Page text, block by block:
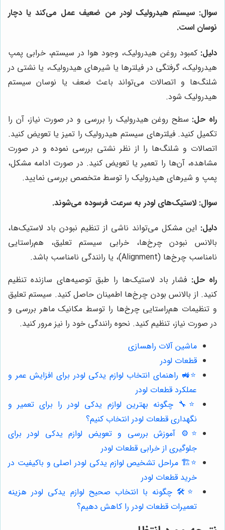
سوال: سیستم هیدرولیک لودر من ضعیف عمل می‌کند یا دچار
نوسان است.
دلیل: کمبود روغن هیدرولیک، وجود هوا در سیستم، خرابی پمپ
هیدرولیک، گرفتگی در فیلترها یا شیرهای هیدرولیک، یا نشتی در
شلنگ‌ها و اتصالات می‌تواند باعث ضعف یا نوسان سیستم
هیدرولیک شود.
راه حل: سطح روغن هیدرولیک را بررسی و در صورت نیاز، آن را
تکمیل کنید. فیلترهای سیستم هیدرولیک را تمیز یا تعویض کنید.
اتصالات و شلنگ‌ها را از نظر نشتی بررسی نموده و در صورت
مشاهده، آن‌ها را تعمیر یا تعویض کنید. در صورت ادامه مشکل،
پمپ و شیرهای هیدرولیک را توسط متخصص بررسی نمایید.
سوال: لاستیک‌های لودر به سرعت فرسوده می‌شوند.
دلیل: این مشکل می‌تواند ناشی از تنظیم نبودن باد لاستیک‌ها،
بالانس نبودن چرخ‌ها، خرابی سیستم تعلیق، هم‌راستایی
نامناسب چرخ‌ها (Alignment)، یا رانندگی نامناسب باشد.
راه حل: فشار باد لاستیک‌ها را طبق توصیه‌های سازنده تنظیم
کنید. از بالانس بودن چرخ‌ها اطمینان حاصل کنید. سیستم تعلیق
و تنظیمات هم‌راستایی چرخ‌ها را توسط مکانیک ماهر بررسی و
در صورت نیاز، تنظیم کنید. نحوه رانندگی خود را نیز مرور کنید.
ماشین آلات راهسازی
قطعات لودر
⭐️🚜 راهنمای انتخاب لوازم یدکی لودر برای افزایش عمر و
عملکرد قطعات لودر
⭐️🔧 چگونه بهترین لوازم یدکی لودر را برای تعمیر و
نگهداری قطعات لودر انتخاب کنیم؟
⭐️⚙️ آموزش بررسی و تعویض لوازم یدکی لودر برای
جلوگیری از خرابی قطعات لودر
⭐️🏗️ مراحل تشخیص لوازم یدکی لودر اصلی و باکیفیت در
خرید قطعات لودر
⭐️🛠️ چگونه با انتخاب صحیح لوازم یدکی لودر هزینه
تعمیرات قطعات لودر را کاهش دهیم؟